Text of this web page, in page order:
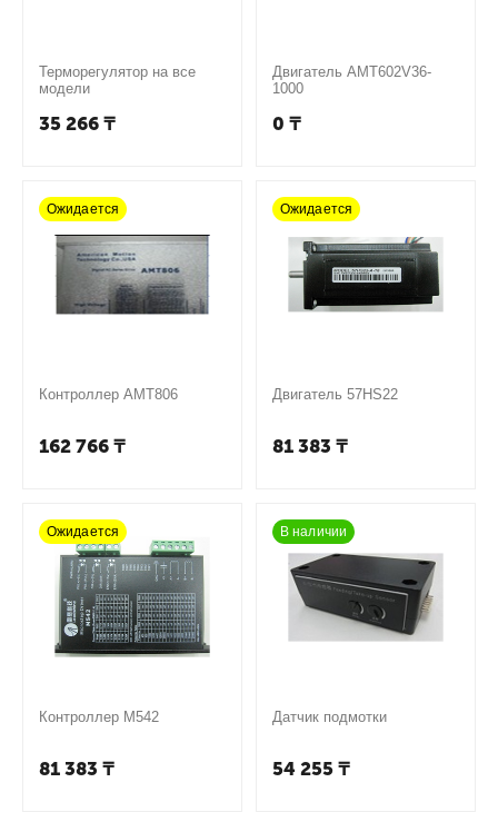
Терморегулятор на все
модели
35 266 ₸
Двигатель AMT602V36-
1000
0 ₸
Ожидается
Контроллер AMT806
162 766 ₸
Ожидается
Двигатель 57HS22
81 383 ₸
Ожидается
Контроллер M542
81 383 ₸
В наличии
Датчик подмотки
54 255 ₸